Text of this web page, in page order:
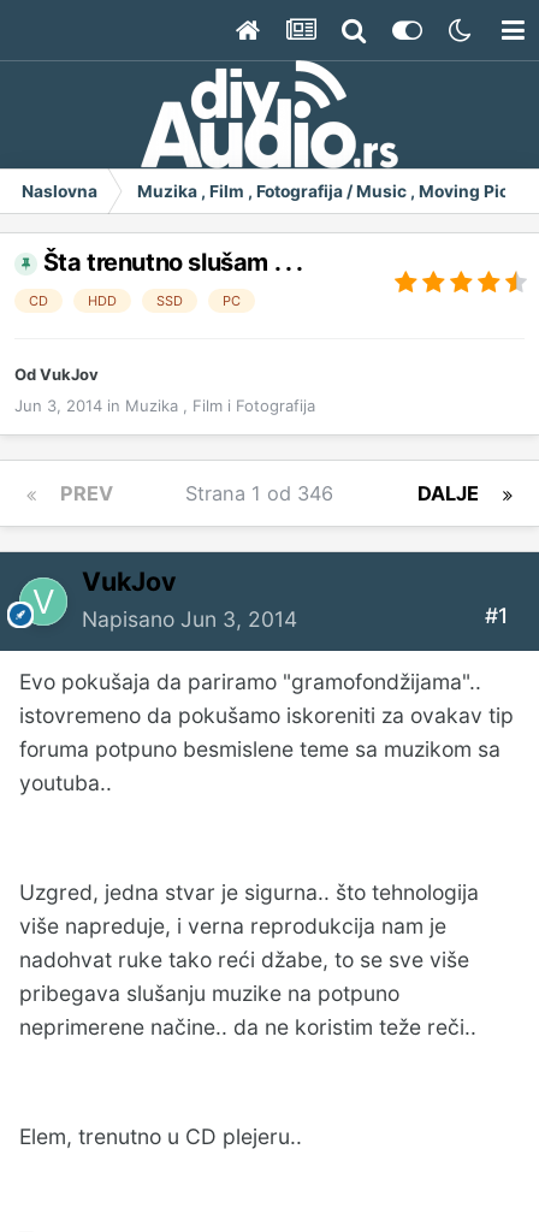
Naslovna Muzika , Film , Fotografija / Music , Moving
Šta trenutno slušam . . .
CD HDD SSD PC
OdVukJov
Jun 3, 2014 in Muzika , Film i Fotografija
PREV DALJE
Strana 1 od 346
VukJov
Napisano Jun 3, 2014 #1
Evo pokušaja da pariramo "gramofondžijama"..
istovremeno da pokušamo iskoreniti za ovakav tip
foruma potpuno besmislene teme sa muzikom sa
youtuba..
Uzgred, jedna stvar je sigurna.. što tehnologija
više napreduje, i verna reprodukcija nam je
nadohvat ruke tako reći džabe, to se sve više
pribegava slušanju muzike na potpuno
neprimerene načine.. da ne koristim teže reči..
Elem, trenutno u CD plejeru..